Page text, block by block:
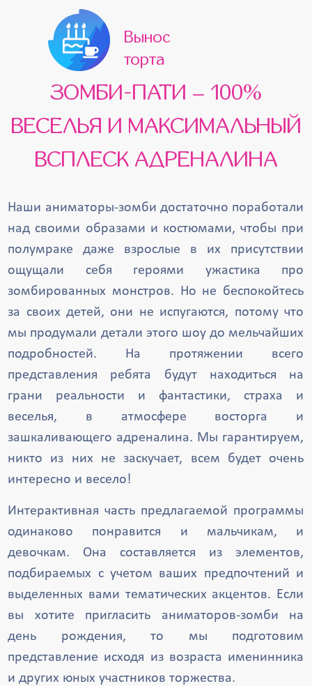
Вынос
торта
ЗОМБИ-ПАТИ – 100%
ВЕСЕЛЬЯ И МАКСИМАЛЬНЫЙ
ВСПЛЕСК АДРЕНАЛИНА
Наши аниматоры-зомби достаточно поработали
над своими образами и костюмами, чтобы при
полумраке даже взрослые в их присутствии
ощущали себя героями ужастика про
зомбированных монстров. Но не беспокойтесь
за своих детей, они не испугаются, потому что
мы продумали детали этого шоу до мельчайших
подробностей. На протяжении всего
представления ребята будут находиться на
грани реальности и фантастики, страха и
веселья, в атмосфере восторга и
зашкаливающего адреналина. Мы гарантируем,
никто из них не заскучает, всем будет очень
интересно и весело!
Интерактивная часть предлагаемой программы
одинаково понравится и мальчикам, и
девочкам. Она составляется из элементов,
подбираемых с учетом ваших предпочтений и
выделенных вами тематических акцентов. Если
вы хотите пригласить аниматоров-зомби на
день рождения, то мы подготовим
представление исходя из возраста именинника
и других юных участников торжества.